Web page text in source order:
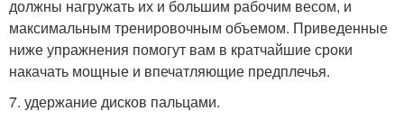
должны нагружать их и большим рабочим весом, и
максимальным тренировочным объемом. Приведенные
ниже упражнения помогут вам в кратчайшие сроки
накачать мощные и впечатляющие предплечья.
7. удержание дисков пальцами.